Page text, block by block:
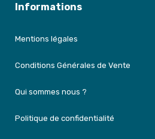
Informations
Mentions légales
Conditions Générales de Vente
Qui sommes nous ?
Politique de confidentialité